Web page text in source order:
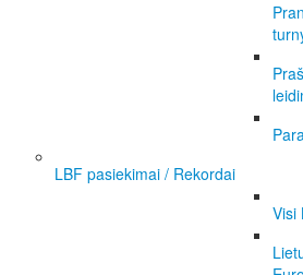
LBF pasiekimai / Rekordai
Visi